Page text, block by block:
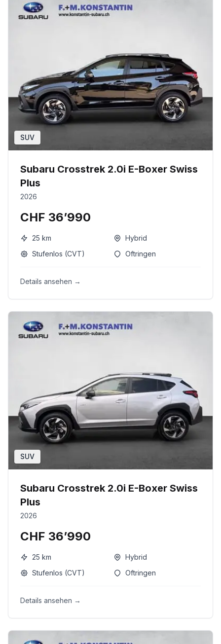
SUV
Subaru Crosstrek 2.0i E-Boxer Swiss
Plus
2026
CHF 36’990
25 km
Hybrid
Stufenlos (CVT)
Oftringen
Details ansehen →
SUV
Subaru Crosstrek 2.0i E-Boxer Swiss
Plus
2026
CHF 36’990
25 km
Hybrid
Stufenlos (CVT)
Oftringen
Details ansehen →